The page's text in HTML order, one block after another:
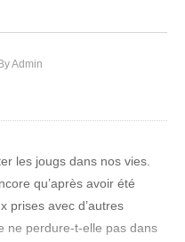
By Admin
les jougs dans nos vies.
qu’après avoir été
prises avec d’autres
ne perdure-t-elle pas dans